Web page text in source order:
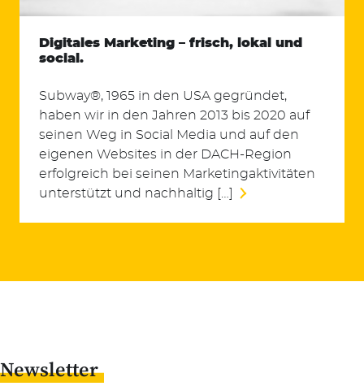
Suchen
nach:
Digitales Marketing – frisch, lokal und
social.
Subway®, 1965 in den USA gegründet,
haben wir in den Jahren 2013 bis 2020 auf
seinen Weg in Social Media und auf den
eigenen Websites in der DACH-Region
erfolgreich bei seinen Marketingaktivitäten
unterstützt und nachhaltig […]
Newsletter